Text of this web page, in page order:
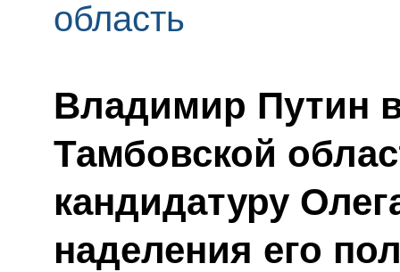
область
Владимир Путин
Тамбовской
кандидатуру
наделения его